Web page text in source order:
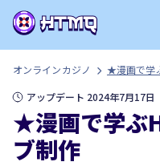
オンラインカジノ
★漫画で学
アップデート 2024年7月17日
★漫画で学ぶ
ブ制作